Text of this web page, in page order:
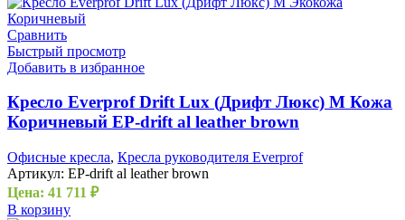
Сравнить
Быстрый просмотр
Добавить в избранное
Кресло Everprof Drift Lux (Дрифт Люкс) M Кожа
Коричневый EP-drift al leather brown
Офисные кресла, Кресла руководителя Everprof
Артикул: EP-drift al leather brown
Цена: 41 711 ₽
В корзину